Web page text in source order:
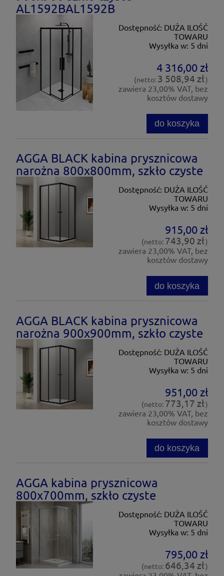
AL1592BAL1592B
Dostępność: DUŻA ILOŚĆ
TOWARU
Wysyłka w: 5 dni
4 316,00 zł
(netto: 3 508,94 zł)
zawiera 23,00% VAT, bez
kosztów dostawy
do koszyka
AGGA BLACK kabina prysznicowa
narożna 800x800mm, szkło czyste
Dostępność: DUŻA ILOŚĆ
TOWARU
Wysyłka w: 5 dni
915,00 zł
(netto: 743,90 zł)
zawiera 23,00% VAT, bez
kosztów dostawy
do koszyka
AGGA BLACK kabina prysznicowa
narożna 900x900mm, szkło czyste
Dostępność: DUŻA ILOŚĆ
TOWARU
Wysyłka w: 5 dni
951,00 zł
(netto: 773,17 zł)
zawiera 23,00% VAT, bez
kosztów dostawy
do koszyka
AGGA kabina prysznicowa
800x700mm, szkło czyste
Dostępność: DUŻA ILOŚĆ
TOWARU
Wysyłka w: 5 dni
795,00 zł
(netto: 646,34 zł)